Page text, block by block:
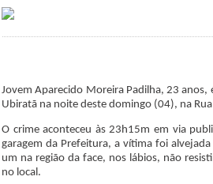
Jovem Aparecido Moreira Padilha, 23
Ubiratã na noite deste domingo (04), na Rua
O crime aconteceu às 23h15m em via
garagem da Prefeitura, a vítima foi
um na região da face, nos lábios, não
no local.